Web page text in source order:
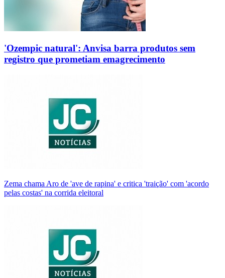
'Ozempic natural': Anvisa barra produtos sem
registro que prometiam emagrecimento
Zema chama Aro de 'ave de rapina' e critica 'traição' com 'acordo
pelas costas' na corrida eleitoral